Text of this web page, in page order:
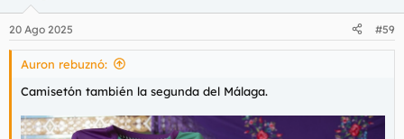
e
s
20 Ago 2025 #59
Auron rebuznó:
Camisetón también la segunda del Málaga.